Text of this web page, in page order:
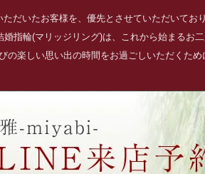
だいたお客様を、優先とさせていただいており
指輪(マリッジリング)は、これから始まるお
の楽しい思い出の時間をお過ごしいただくた